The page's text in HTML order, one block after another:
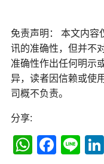
免责声明： 本文内容
讯的准确性，但并不
准确性作出任何明示
异，读者因信赖或使
司概不负责。
分享: